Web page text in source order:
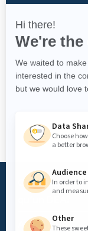
Qu’est-ce
Accès DEA